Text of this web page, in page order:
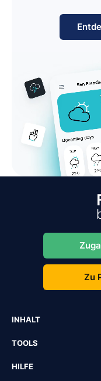
Zu
INHALT
TOOLS
HILFE